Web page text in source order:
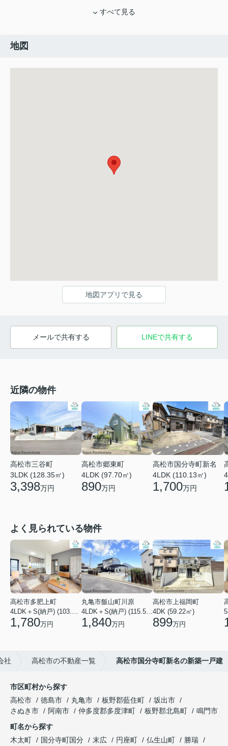
すべて見る
地図
地図アプリで見る
メールで共有する LINEで共有する
近隣の物件
高松市三谷町
3LDK (128.35㎡)
3,398万円
高松市郷東町
4LDK (97.70㎡)
890万円
高松市国分寺町新名
4LDK (110.13㎡)
1,700万円
よく見られている物件
高松市多肥上町
4LDK＋S(納戸) (103.51㎡)
1,780万円
丸亀市飯山町川原
4LDK＋S(納戸) (115.52㎡)
1,840万円
高松市上福岡町
4DK (59.22㎡)
899万円
社 高松市の不動産一覧 高松市国分寺町新名の新築一戸建
市区町村から探す
高松市
徳島市 丸亀市 板野郡藍住町
坂出市
さぬき市
阿南市 仲多度郡多度津町 板野郡北島町
鳴門市
町名から探す
木太町
国分寺町国分 末広 円座町 仏生山町
勝瑞